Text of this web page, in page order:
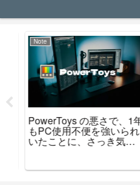
Note
PowerToys の悪さで、1年
もPC使用不便を強いられ
いたことに、さっき気が